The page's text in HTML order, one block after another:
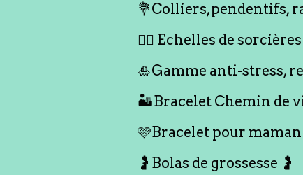
💐Colliers,pendentifs,
🧙‍♀️ Echelles de sorcières
🎍Gamme anti-stress,
🏜️Bracelet Chemin de
🩷Bracelet pour maman
🤰Bolas de grossesse 🤰